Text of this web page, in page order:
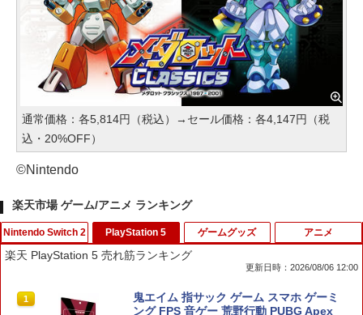
通常価格：各5,814円（税込）→セール価格：各4,147円（税
込・20%OFF）
©Nintendo
楽天市場 ゲーム/アニメ ランキング
Nintendo Switch 2
1
スーパーマリオブラザーズ ワンダー Nin
tendo Switch 2 Edition ＋ みんなでリ
PlayStation 5
楽天 PlayStation 5 売れ筋ランキング
更新日時：2026/08/06 12:00
1
鬼エイム 指サック ゲーム スマホ ゲーミ
ング FPS 音ゲー 荒野行動 PUBG Apex
ゲームグッズ アニメ